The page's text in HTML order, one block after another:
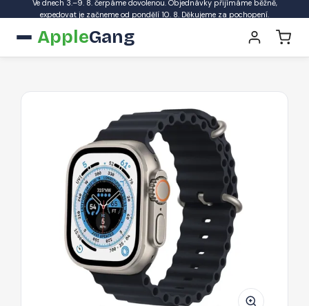
Ve dnech 3.–9. 8. čerpáme dovolenou. Objednávky přijímáme běžně,
expedovat je začneme od pondělí 10. 8. Děkujeme za pochopení.
AppleGang
Řemínek
Tech-
Protect
IconBand
Pro